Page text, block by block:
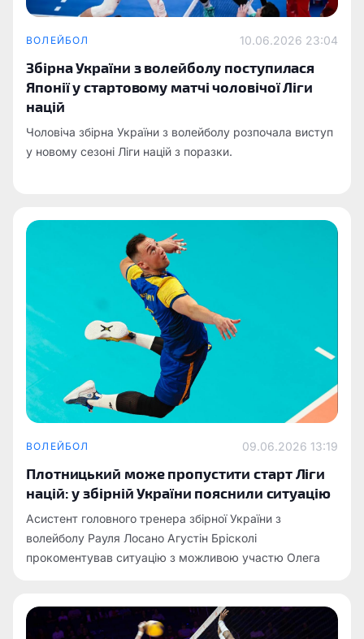
ВОЛЕЙБОЛ 10.06.2026 23:04
Збірна України з волейболу поступилася
Японії у стартовому матчі чоловічої Ліги
націй
Чоловіча збірна України з волейболу розпочала виступ
у новому сезоні Ліги націй з поразки.
ВОЛЕЙБОЛ 09.06.2026 13:19
Плотницький може пропустити старт Ліги
націй: у збірній України пояснили ситуацію
Асистент головного тренера збірної України з
волейболу Рауля Лосано Агустін Брісколі
прокоментував ситуацію з можливою участю Олега